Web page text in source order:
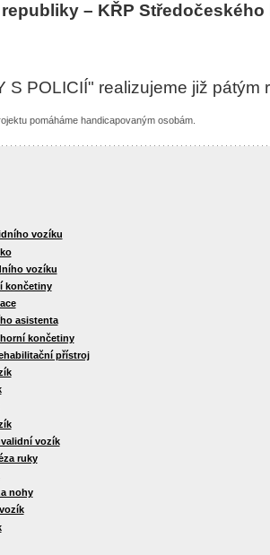
– KŘP Středočeského
S POLICIÍ" realizujeme již pátým
pomáháme handicapovaným osobám.
vozíku
vozíku
končetiny
asistenta
končetiny
přístroj
vozík
ruky
nohy